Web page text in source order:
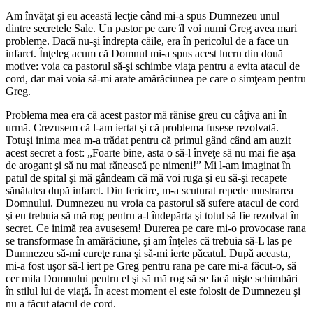
Am învăţat şi eu această lecţie când mi-a spus Dumnezeu unul
dintre secretele Sale. Un pastor pe care îl voi numi Greg avea mari
probleme. Dacă nu-şi îndrepta căile, era în pericolul de a face un
infarct. Înţeleg acum că Domnul mi-a spus acest lucru din două
motive: voia ca pastorul să-şi schimbe viaţa pentru a evita atacul de
cord, dar mai voia să-mi arate amărăciunea pe care o simţeam pentru
Greg.
Problema mea era că acest pastor mă rănise greu cu câţiva ani în
urmă. Crezusem că l-am iertat şi că problema fusese rezolvată.
Totuşi inima mea m-a trădat pentru că primul gând când am auzit
acest secret a fost: „Foarte bine, asta o să-l înveţe să nu mai fie aşa
de arogant şi să nu mai rănească pe nimeni!” Mi l-am imaginat în
patul de spital şi mă gândeam că mă voi ruga şi eu să-şi recapete
sănătatea după infarct. Din fericire, m-a scuturat repede mustrarea
Domnului. Dumnezeu nu vroia ca pastorul să sufere atacul de cord
şi eu trebuia să mă rog pentru a-l îndepărta şi totul să fie rezolvat în
secret. Ce inimă rea avusesem! Durerea pe care mi-o provocase rana
se transformase în amărăciune, şi am înţeles că trebuia să-L las pe
Dumnezeu să-mi cureţe rana şi să-mi ierte păcatul. După aceasta,
mi-a fost uşor să-l iert pe Greg pentru rana pe care mi-a făcut-o, să
cer mila Domnului pentru el şi să mă rog să se facă nişte schimbări
în stilul lui de viaţă. În acest moment el este folosit de Dumnezeu şi
nu a făcut atacul de cord.